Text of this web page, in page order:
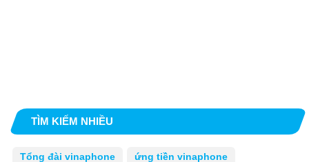
TÌM KIẾM NHIỀU
Tổng đài vinaphone ứng tiền vinaphone